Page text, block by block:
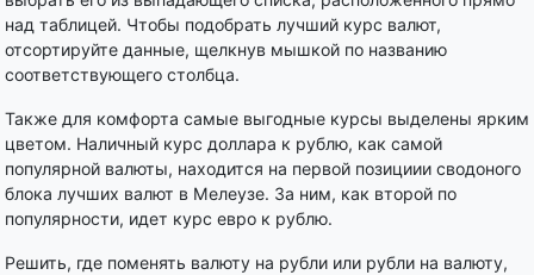
над таблицей. Чтобы подобрать лучший курс валют,
отсортируйте данные, щелкнув мышкой по названию
соответствующего столбца.
Также для комфорта самые выгодные курсы выделены ярким
цветом. Наличный курс доллара к рублю, как самой
популярной валюты, находится на первой позициии сводоного
блока лучших валют в Мелеузе. За ним, как второй по
популярности, идет курс евро к рублю.
Решить, где поменять валюту на рубли или рубли на валюту,